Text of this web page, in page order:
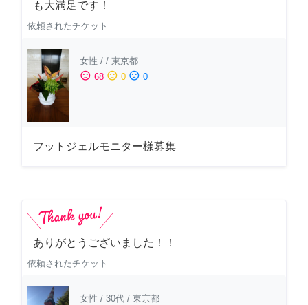
も大満足です！
依頼されたチケット
女性 / / 東京都
sentiment_satisfied 68 sentiment_neutral 0 sentiment_dissatisfied 0
フットジェルモニター様募集
ありがとうございました！！
依頼されたチケット
女性 / 30代 / 東京都